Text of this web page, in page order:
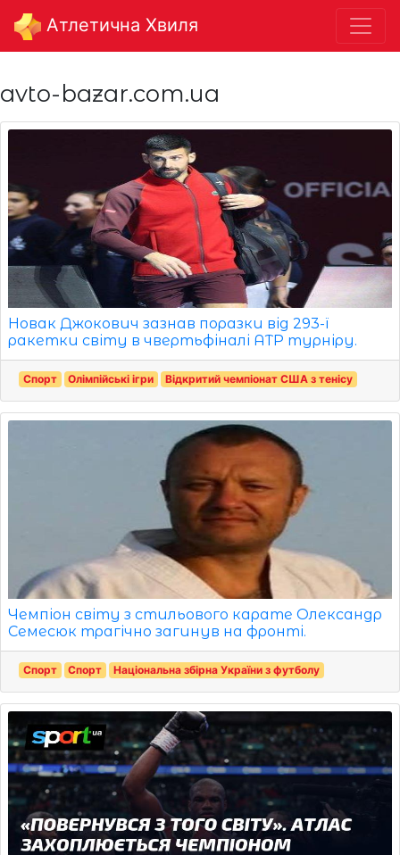
Aтлетична Хвиля
avto-bazar.com.ua
Новак Джокович зазнав поразки від 293-ї
ракетки світу в чвертьфіналі ATP турніру.
Спорт Олімпійські ігри Відкритий чемпіонат США з тенісу
Чемпіон світу з стильового карате Олександр
Семесюк трагічно загинув на фронті.
Спорт Спорт Національна збірна України з футболу